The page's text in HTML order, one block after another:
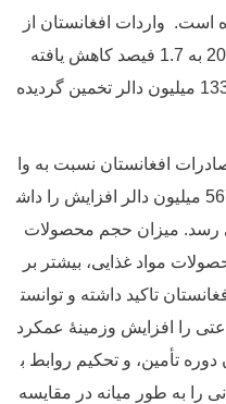
است. واردات افغانستان از
بابت محصولات زراعتی در سال 2018 به 1.7 فیصد کاهش یافته
بود که معادل ارزش وارداتی آن به 133 میلیون دالر تخمین گردیده
افغانستان نسبت به وا
ردات آن، در سال 2018 به ارزش 567 میلیون دالر افزایش را داش
به 12.3 فیصد می رسد. میزان حجم محصولات
مواد غذایی، بیشتر بر
تاکید داشته و توانست
را افزایش وزمینۀ عمکرد
تأمین، و تحکیم روابط ب
را به طور میانه در مقایسه